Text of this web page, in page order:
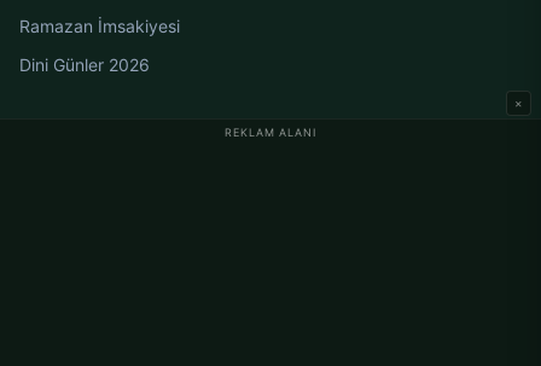
REKLAM ALANI
×
Ramazan İmsakiyesi
Dini Günler 2026
Almanya Namaz Vakitleri